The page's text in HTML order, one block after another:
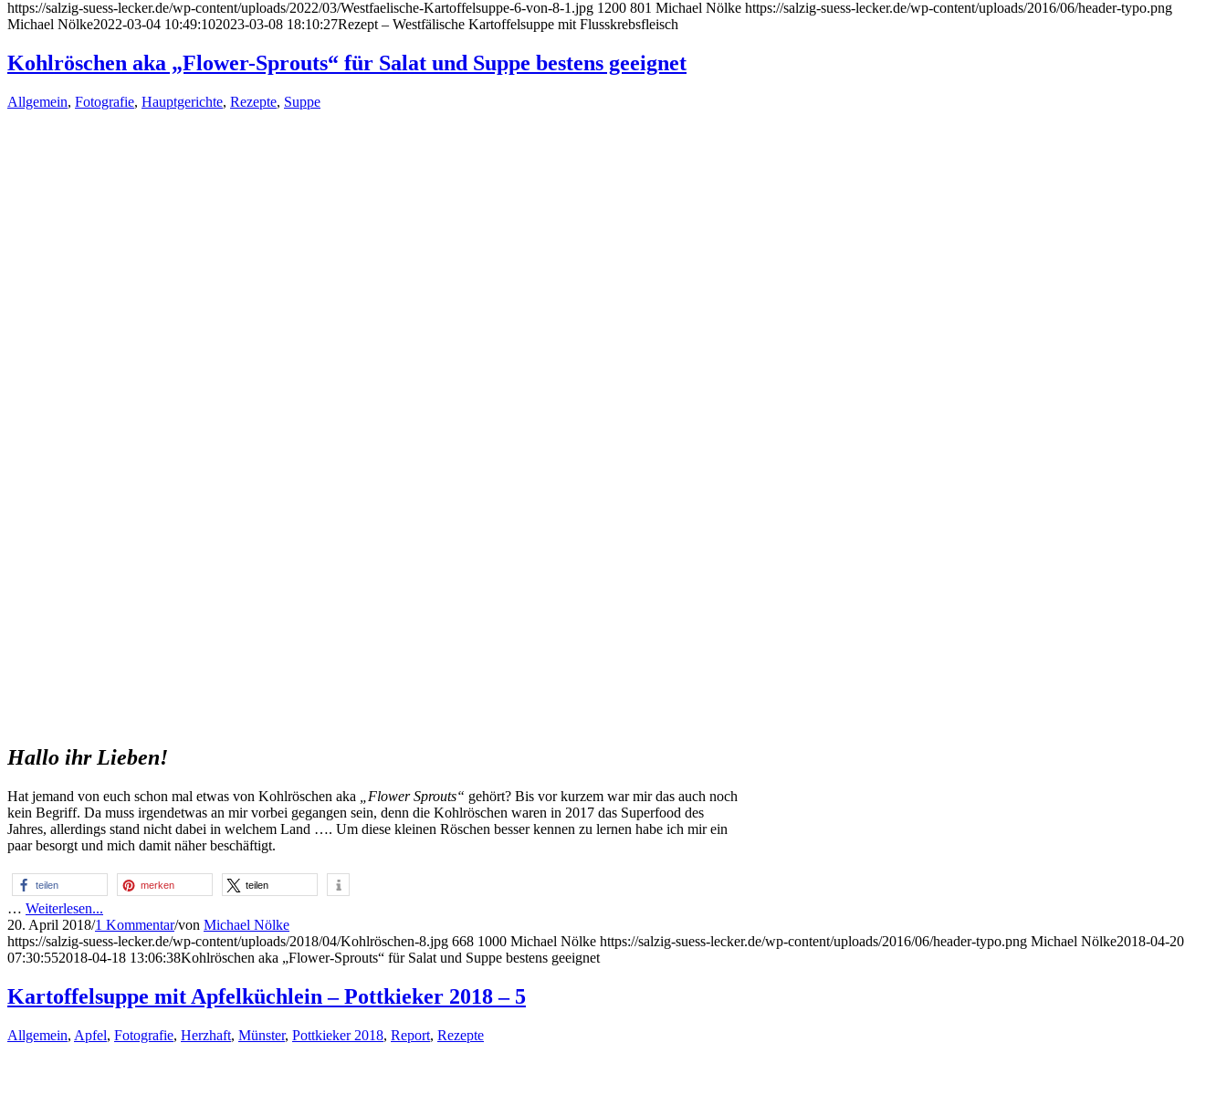
https://salzig-suess-lecker.de/wp-content/uploads/2022/03/Westfaelische-Kartoffelsuppe-6-von-8-1.jpg 1200 801 Michael Nölke https://salzig-suess-lecker.de/wp-content/uploads/2016/06/header-typo.png
Michael Nölke2022-03-04 10:49:102023-03-08 18:10:27Rezept – Westfälische Kartoffelsuppe mit Flusskrebsfleisch
Kohlröschen aka „Flower-Sprouts“ für Salat und Suppe bestens geeignet
Allgemein, Fotografie, Hauptgerichte, Rezepte, Suppe
Hallo ihr Lieben!
Hat jemand von euch schon mal etwas von Kohlröschen aka „Flower Sprouts“ gehört? Bis vor kurzem war mir das auch noch
kein Begriff. Da muss irgendetwas an mir vorbei gegangen sein, denn die Kohlröschen waren in 2017 das Superfood des
Jahres, allerdings stand nicht dabei in welchem Land …. Um diese kleinen Röschen besser kennen zu lernen habe ich mir ein
paar besorgt und mich damit näher beschäftigt.
teilen merken teilen
… Weiterlesen...
20. April 2018/1 Kommentar/von Michael Nölke
https://salzig-suess-lecker.de/wp-content/uploads/2018/04/Kohlröschen-8.jpg 668 1000 Michael Nölke https://salzig-suess-lecker.de/wp-content/uploads/2016/06/header-typo.png Michael Nölke2018-04-20
07:30:552018-04-18 13:06:38Kohlröschen aka „Flower-Sprouts“ für Salat und Suppe bestens geeignet
Kartoffelsuppe mit Apfelküchlein – Pottkieker 2018 – 5
Allgemein, Apfel, Fotografie, Herzhaft, Münster, Pottkieker 2018, Report, Rezepte